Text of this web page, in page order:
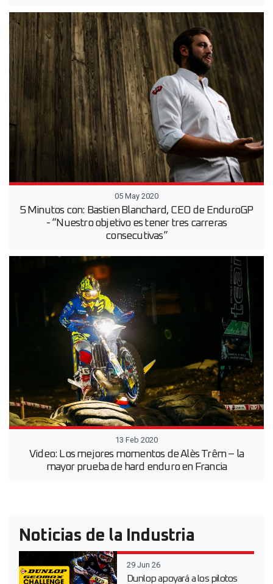
05 May 2020
5 Minutos con: Bastien Blanchard, CEO de EnduroGP
- “Nuestro objetivo es tener tres carreras
consecutivas”
13 Feb 2020
Video: Los mejores momentos de Alès Trêm – la
mayor prueba de hard enduro en Francia
Noticias de la Industria
29 Jun 26
Dunlop apoyará a los pilotos